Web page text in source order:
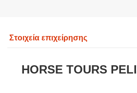
Στοιχεία επιχείρησης
HORSE TOURS